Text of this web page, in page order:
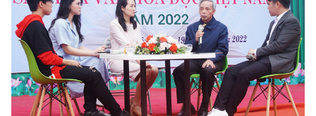
Sở hữu trí tuệ
Tiêu chuẩn, đo lường, chất lượng
Năng lượng nguyên tử
Lấy ý kiến người dân về dự thảo VBQPPL
Khoa học và Công nghệ
Đổi mới sáng tạo
Chuyển đổi số
Multimedia
THƯ ĐIỆN TỬ
Khác
Videos